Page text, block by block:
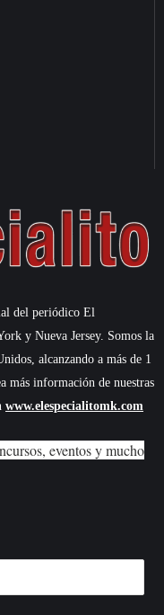
del periódico El
y Nueva Jersey. Somos la
alcanzando a más de 1
más información de nuestras
www.elespecialitomk.com
eventos y mucho